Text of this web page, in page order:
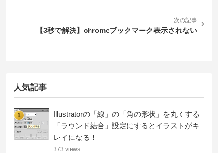
次の記事
【3秒で解決】chromeブックマーク表示されない
›
人気記事
1
Illustratorの「線」の「角の形状」を丸くする
「ラウンド結合」設定にするとイラストがキ
レイになる！
373 views